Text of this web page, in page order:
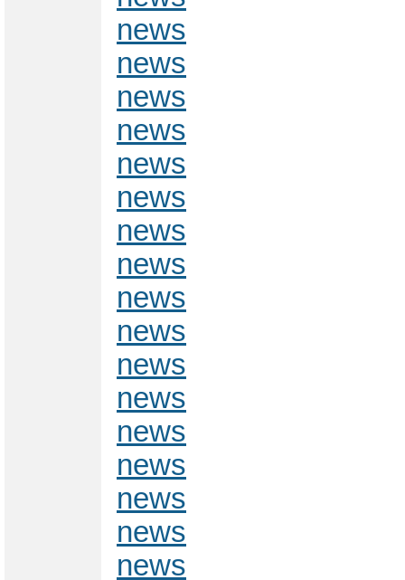
news
news
news
news
news
news
news
news
news
news
news
news
news
news
news
news
news